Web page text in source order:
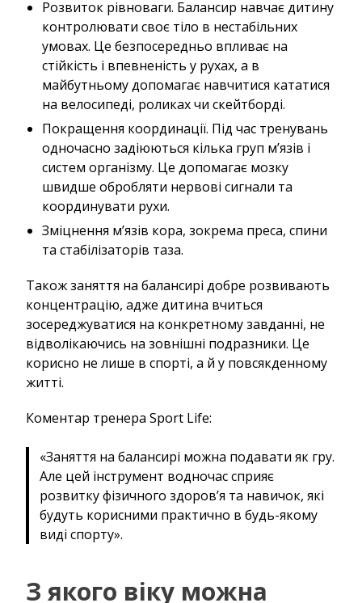
Розвиток рівноваги. Балансир навчає дитину
контролювати своє тіло в нестабільних
умовах. Це безпосередньо впливає на
стійкість і впевненість у рухах, а в
майбутньому допомагає навчитися кататися
на велосипеді, роликах чи скейтборді.
Покращення координації. Під час тренувань
одночасно задіюються кілька груп м’язів і
систем організму. Це допомагає мозку
швидше обробляти нервові сигнали та
координувати рухи.
Зміцнення м’язів кора, зокрема преса, спини
та стабілізаторів таза.
Також заняття на балансирі добре розвивають
концентрацію, адже дитина вчиться
зосереджуватися на конкретному завданні, не
відволікаючись на зовнішні подразники. Це
корисно не лише в спорті, а й у повсякденному
житті.
Коментар тренера Sport Life:
«Заняття на балансирі можна подавати як гру.
Але цей інструмент водночас сприяє
розвитку фізичного здоров’я та навичок, які
будуть корисними практично в будь-якому
виді спорту».
З якого віку можна